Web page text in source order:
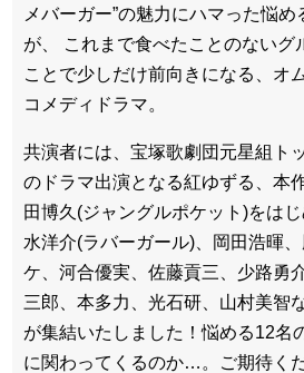
メバーガー”の魅力にハマった悩
が、 これまで食べたことのないグ
ことで少しだけ前向きになる、オ
コメディドラマ。
共演者には、宝塚歌劇団元星組ト
のドラマ出演となる紅ゆずる、本
田博久(ジャングルポケット)をは
水洋介(ラバーガール)、岡田浩暉
ケ、河合優実、佐藤貢三、少路勇
三郎、本多力、光石研、山村美智
が集結いたしました！悩める12名
に関わってくるのか…。ご期待く